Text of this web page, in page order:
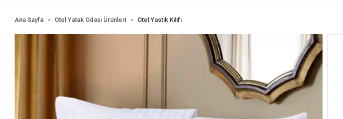
Ana Sayfa Otel Yatak Odası Ürünleri Otel Yastık Kılıfı